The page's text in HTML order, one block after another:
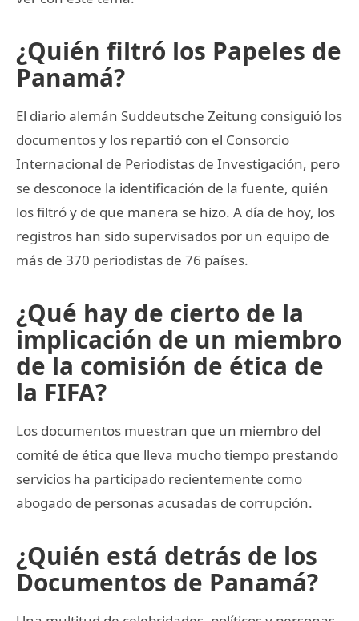
¿Quién filtró los Papeles de
Panamá?
El diario alemán Suddeutsche Zeitung consiguió los
documentos y los repartió con el Consorcio
Internacional de Periodistas de Investigación, pero
se desconoce la identificación de la fuente, quién
los filtró y de que manera se hizo. A día de hoy, los
registros han sido supervisados por un equipo de
más de 370 periodistas de 76 países.
¿Qué hay de cierto de la
implicación de un miembro
de la comisión de ética de
la FIFA?
Los documentos muestran que un miembro del
comité de ética que lleva mucho tiempo prestando
servicios ha participado recientemente como
abogado de personas acusadas de corrupción.
¿Quién está detrás de los
Documentos de Panamá?